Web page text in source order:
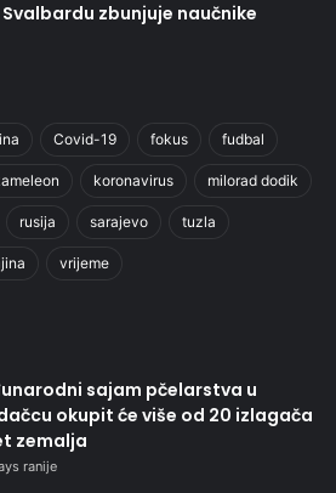
zbunjuje naučnike
Covid-19 fokus fudbal
koronavirus milorad dodik
rusija sarajevo tuzla
vrijeme
sajam pčelarstva u
okupit će više od 20 izlagača
zemalja
ranije